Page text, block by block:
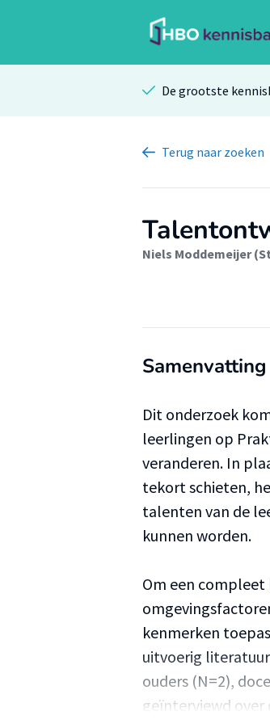
De grootste
Terug naar zoeken
Niels Moddemeijer
Samenvatting
Dit onderzoek
leerlingen op
veranderen. In
tekort schieten,
talenten van de
kunnen worden.
Om een
kenmerken
uitvoerig
ouders (N=2),
geïnterviewd